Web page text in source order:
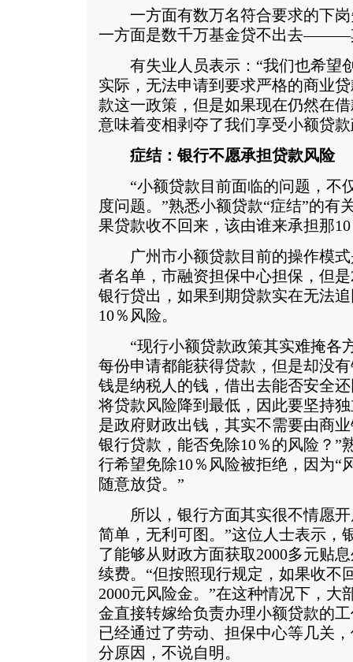
一方面有数万名符合要求的下岗
一方面是数千万基金贷不出去———
有失业人员表示：“我们也希望
实际，无法申请到要求严格的商业
款这一政策，但是如果现在仍然在
意味着变相剥夺了我们享受小额贷
症结：银行不愿承担贷款风险
“小额贷款目前面临的问题，不
度问题。”熟悉小额贷款“症结”的有
果贷款收不回来，该由谁来承担那
广州市小额贷款目前的操作模式
者名单，市融资担保中心担保，但
银行贷出，如果到期贷款实在无法
10％风险。
“现行小额贷款政策其实难掩各
每份申请都能获得贷款，但是却没
钱是纳税人的钱，借出去能否安全
将贷款风险降到最低，因此要坚持
是政府财政出钱，其实不需要由商
银行贷款，能否免除10％的风险？”
行希望免除10％风险被拒绝，因为“
随意放贷。”
所以，银行方面其实很不情愿开
简单，无利可图。”这位人士表示，
了能够从财政方面获取2000多元贴
续费。“但按照现行规定，如果收不
2000元风险金。”在这种情况下，大
金直接转嫁给负责办理小额贷款的
已经通过了劳动、担保中心等几关
分原因，不说自明。